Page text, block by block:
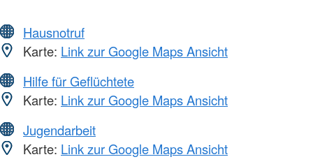
Hausnotruf
Karte: Link zur Google Maps Ansicht
Hilfe für Geflüchtete
Karte: Link zur Google Maps Ansicht
Jugendarbeit
Karte: Link zur Google Maps Ansicht